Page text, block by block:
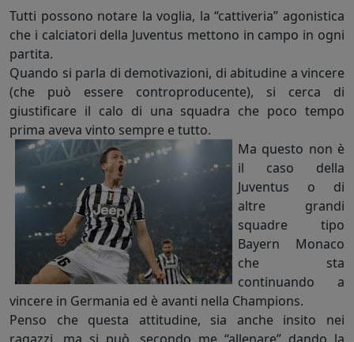
Tutti possono notare la voglia, la “cattiveria” agonistica
che i calciatori della Juventus mettono in campo in ogni
partita.
Quando si parla di demotivazioni, di abitudine a vincere
(che può essere controproducente), si cerca di
giustificare il calo di una squadra che poco tempo
prima aveva vinto sempre e tutto.
Ma questo non è
il caso della
Juventus o di
altre grandi
squadre tipo
Bayern Monaco
che sta
continuando a
vincere in Germania ed è avanti nella Champions.
Penso che questa attitudine, sia anche insito nei
ragazzi, ma si può, secondo me “allenare” dando la